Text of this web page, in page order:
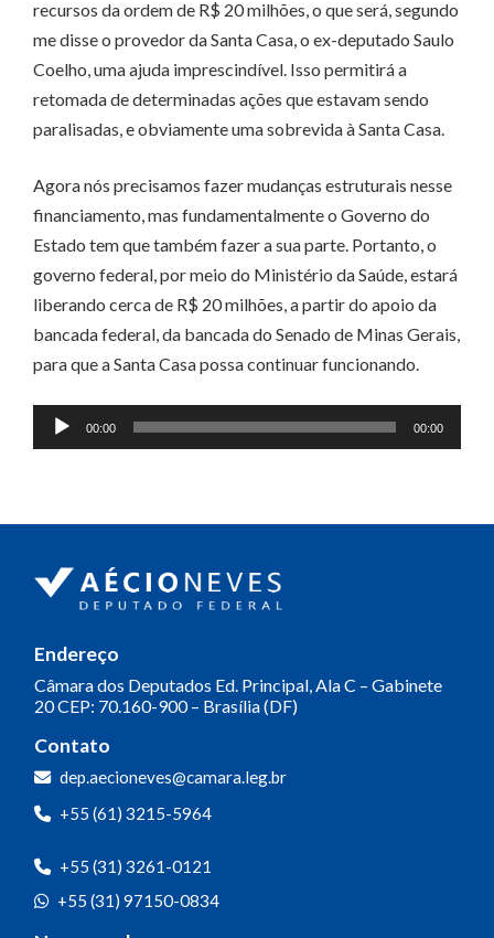
recursos da ordem de R$ 20 milhões, o que será, segundo
me disse o provedor da Santa Casa, o ex-deputado Saulo
Coelho, uma ajuda imprescindível. Isso permitirá a
retomada de determinadas ações que estavam sendo
paralisadas, e obviamente uma sobrevida à Santa Casa.
Agora nós precisamos fazer mudanças estruturais nesse
financiamento, mas fundamentalmente o Governo do
Estado tem que também fazer a sua parte. Portanto, o
governo federal, por meio do Ministério da Saúde, estará
liberando cerca de R$ 20 milhões, a partir do apoio da
bancada federal, da bancada do Senado de Minas Gerais,
para que a Santa Casa possa continuar funcionando.
Tocador
de
00:00 00:00
Endereço
Câmara dos Deputados Ed. Principal, Ala C – Gabinete
20CEP: 70.160-900 – Brasília (DF)
Contato
dep.aecioneves@camara.leg.br
+55 (61) 3215-5964
+55 (31) 3261-0121
+55 (31) 97150-0834